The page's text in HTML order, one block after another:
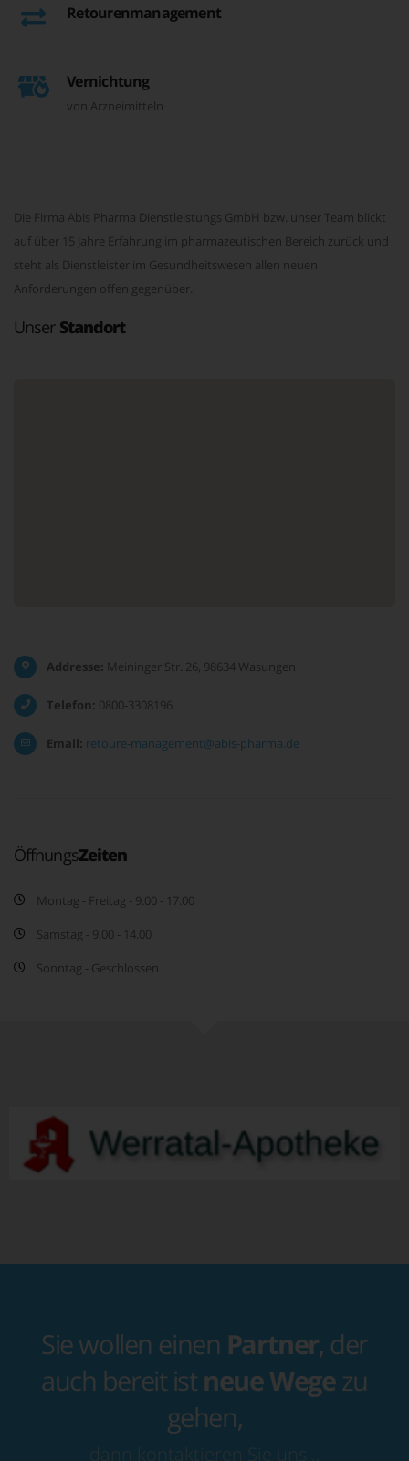
Retourenmanagement
Vernichtung
von Arzneimitteln
Die Firma Abis Pharma Dienstleistungs GmbH bzw. unser Team blickt
auf über 15 Jahre Erfahrung im pharmazeutischen Bereich zurück und
steht als Dienstleister im Gesundheitswesen allen neuen
Anforderungen offen gegenüber.
Unser Standort
Addresse: Meininger Str. 26, 98634 Wasungen
Telefon: 0800-3308196
Email: retoure-management@abis-pharma.de
ÖffnungsZeiten
Montag - Freitag - 9.00 - 17.00
Samstag - 9.00 - 14.00
Sonntag - Geschlossen
Sie wollen einen Partner, der
auch bereit ist neue Wegezu
gehen,
dann kontaktieren Sie uns…